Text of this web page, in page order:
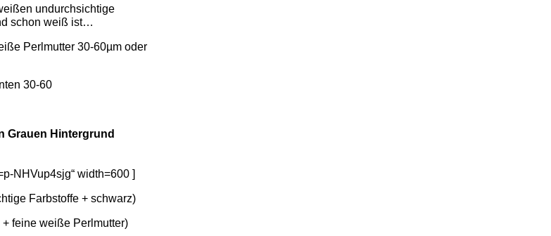
undurchsichtige
schon weiß ist…
Perlmutter 30-60µm oder
30-60
Grauen Hintergrund
NHVup4sjg“ width=600 ]
Farbstoffe + schwarz)
feine weiße Perlmutter)